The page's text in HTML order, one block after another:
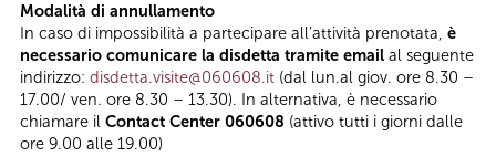
Modalità di annullamento
In caso di impossibilità a partecipare all’attività prenotata, è
necessario comunicare la disdetta tramite email al seguente
indirizzo: disdetta.visite@060608.it (dal lun.al giov. ore 8.30 –
17.00/ ven. ore 8.30 – 13.30). In alternativa, è necessario
chiamare il Contact Center 060608 (attivo tutti i giorni dalle
ore 9.00 alle 19.00)